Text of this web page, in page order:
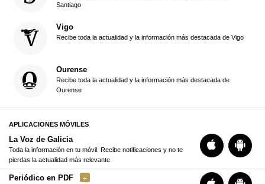
Santiago
Vigo
Recibe toda la actualidad y la información más destacada de Vigo
Ourense
Recibe toda la actualidad y la información más destacada de
Ourense
APLICACIONES MÓVILES
La Voz de Galicia
Toda la información en tu móvil. Recibe notificaciones y no te
pierdas la actualidad más relevante
Periódico en PDF